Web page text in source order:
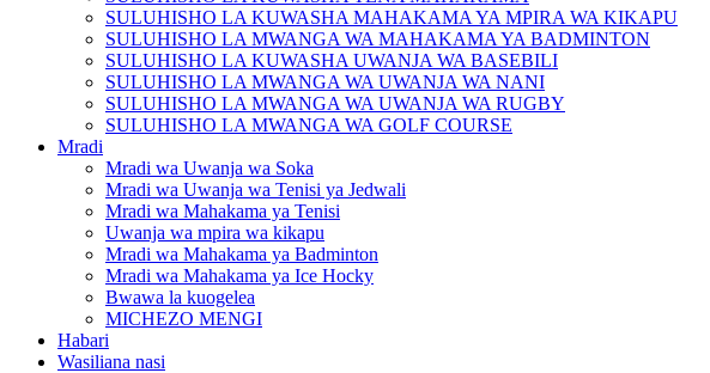
SULUHISHO LA KUWASHA MAHAKAMA YA MPIRA WA KIKAPU
SULUHISHO LA MWANGA WA MAHAKAMA YA BADMINTON
SULUHISHO LA KUWASHA UWANJA WA BASEBILI
SULUHISHO LA MWANGA WA UWANJA WA NANI
SULUHISHO LA MWANGA WA UWANJA WA RUGBY
SULUHISHO LA MWANGA WA GOLF COURSE
Mradi
Mradi wa Uwanja wa Soka
Mradi wa Uwanja wa Tenisi ya Jedwali
Mradi wa Mahakama ya Tenisi
Uwanja wa mpira wa kikapu
Mradi wa Mahakama ya Badminton
Mradi wa Mahakama ya Ice Hocky
Bwawa la kuogelea
MICHEZO MENGI
Habari
Wasiliana nasi